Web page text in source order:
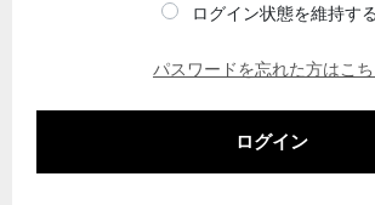
ログイン状態を維持する
パスワードを忘れた方はこ
ログイン